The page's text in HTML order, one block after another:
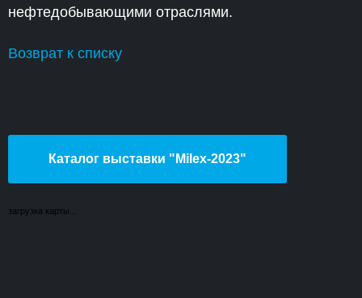
нефтедобывающими отраслями.
Возврат к списку
Каталог выставки "Milex-2023"
загрузка карты...